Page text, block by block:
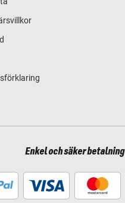
Enkel och säker betalning